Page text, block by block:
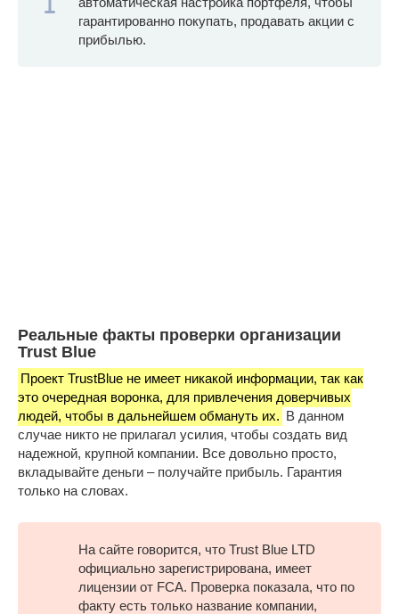
гарантированно покупать, продавать акции с
прибылью.
Реальные факты проверки организации
Trust Blue
Проект TrustBlue не имеет никакой информации, так как
это очередная воронка, для привлечения доверчивых
людей, чтобы в дальнейшем обмануть их. В данном
случае никто не прилагал усилия, чтобы создать вид
надежной, крупной компании. Все довольно просто,
вкладывайте деньги – получайте прибыль. Гарантия
только на словах.
На сайте говорится, что Trust Blue LTD
официально зарегистрирована, имеет
лицензии от FCA. Проверка показала, что по
факту есть только название компании,